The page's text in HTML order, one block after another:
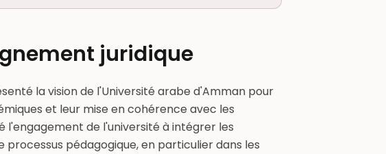
juridique
la vision de l'Université arabe d'Amman pour
et leur mise en cohérence avec les
l'engagement de l'université à intégrer les
pédagogique, en particulier dans les